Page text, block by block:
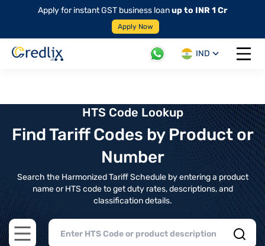
Apply for instant GST business loanup to INR 1 Cr
Apply Now
IND
Open
HTS Code Lookup
Find Tariff Codes by Product or
Number
Search the Harmonized Tariff Schedule by entering a product
name or HTS code to get duty rates, descriptions, and
classification details.
Open main menu